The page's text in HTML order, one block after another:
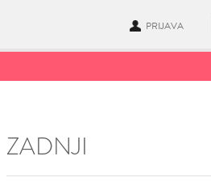
PRIJAVA
ZADNJI